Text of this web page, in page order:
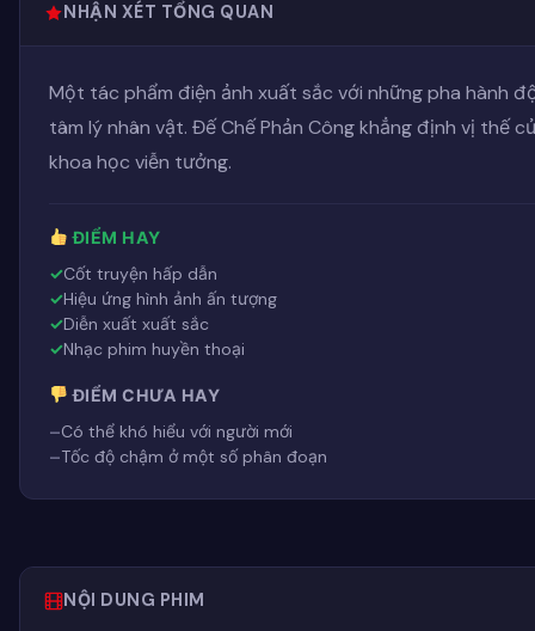
NHẬN XÉT TỔNG QUAN
Một tác phẩm điện ảnh xuất sắc với những pha hành
tâm lý nhân vật. Đế Chế Phản Công khẳng định vị thế
khoa học viễn tưởng.
ĐIỂM HAY
Cốt truyện hấp dẫn
Hiệu ứng hình ảnh ấn tượng
Diễn xuất xuất sắc
Nhạc phim huyền thoại
ĐIỂM CHƯA HAY
Có thể khó hiểu với người mới
Tốc độ chậm ở một số phân đoạn
NỘI DUNG PHIM